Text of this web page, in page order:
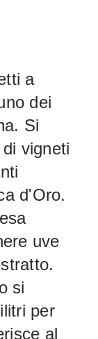
a
dei
Si
vigneti
d'Oro.
uve
si
per
al